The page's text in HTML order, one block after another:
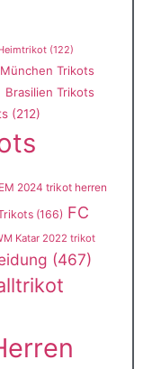
(122)
Trikots
Brasilien Trikots
(212)
EM 2024 trikot herren
(166) FC
Katar 2022 trikot
(467)